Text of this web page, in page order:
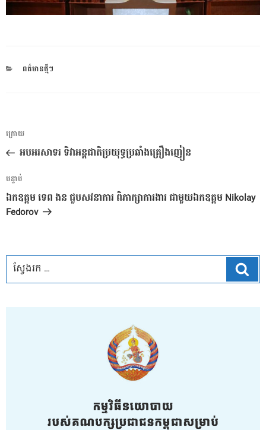
CATEGORIES
ពត៌មានថ្មីៗ
ការ​
នាំទិស​
ប្រកាស
អត្ថបទ
មុន
ក្រោយ
អបអរសាទរ ទិវាអន្តជាតិប្រយុទ្ធប្រឆាំងគ្រឿងញៀន
អត្ថបទ
បន្ទាប់
បន្ទាប់
ឯកឧត្តម ទេព ងន ជួបសវនាការ ពិភាក្សាការងារ ជាមួយឯកឧត្តម Nikolay
Fedorov